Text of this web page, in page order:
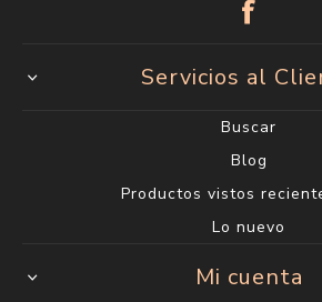
Servicios al
Buscar
Blog
Productos vistos
Lo nuevo
Mi cuenta